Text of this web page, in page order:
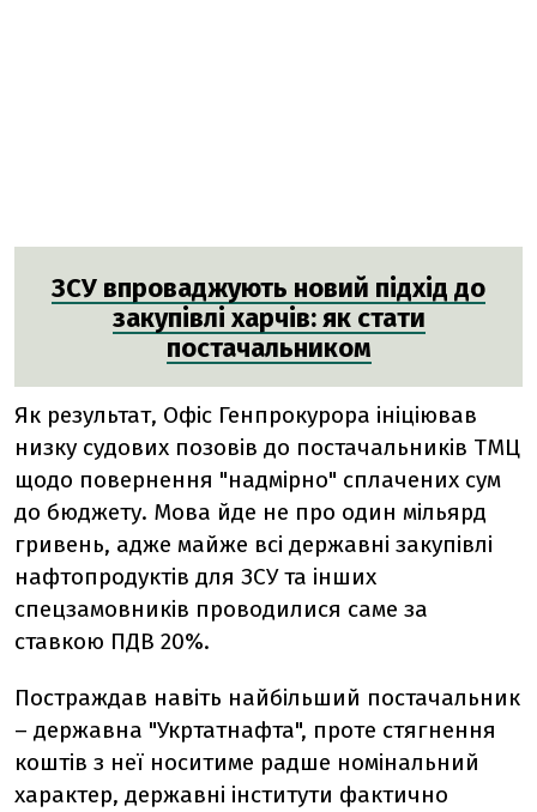
ЗСУ впроваджують новий підхід до
закупівлі харчів: як стати
постачальником
Як результат, Офіс Генпрокурора ініціював
низку судових позовів до постачальників ТМЦ
щодо повернення "надмірно" сплачених сум
до бюджету. Мова йде не про один мільярд
гривень, адже майже всі державні закупівлі
нафтопродуктів для ЗСУ та інших
спецзамовників проводилися саме за
ставкою ПДВ 20%.
Постраждав навіть найбільший постачальник
– державна "Укртатнафта", проте стягнення
коштів з неї носитиме радше номінальний
характер, державні інститути фактично